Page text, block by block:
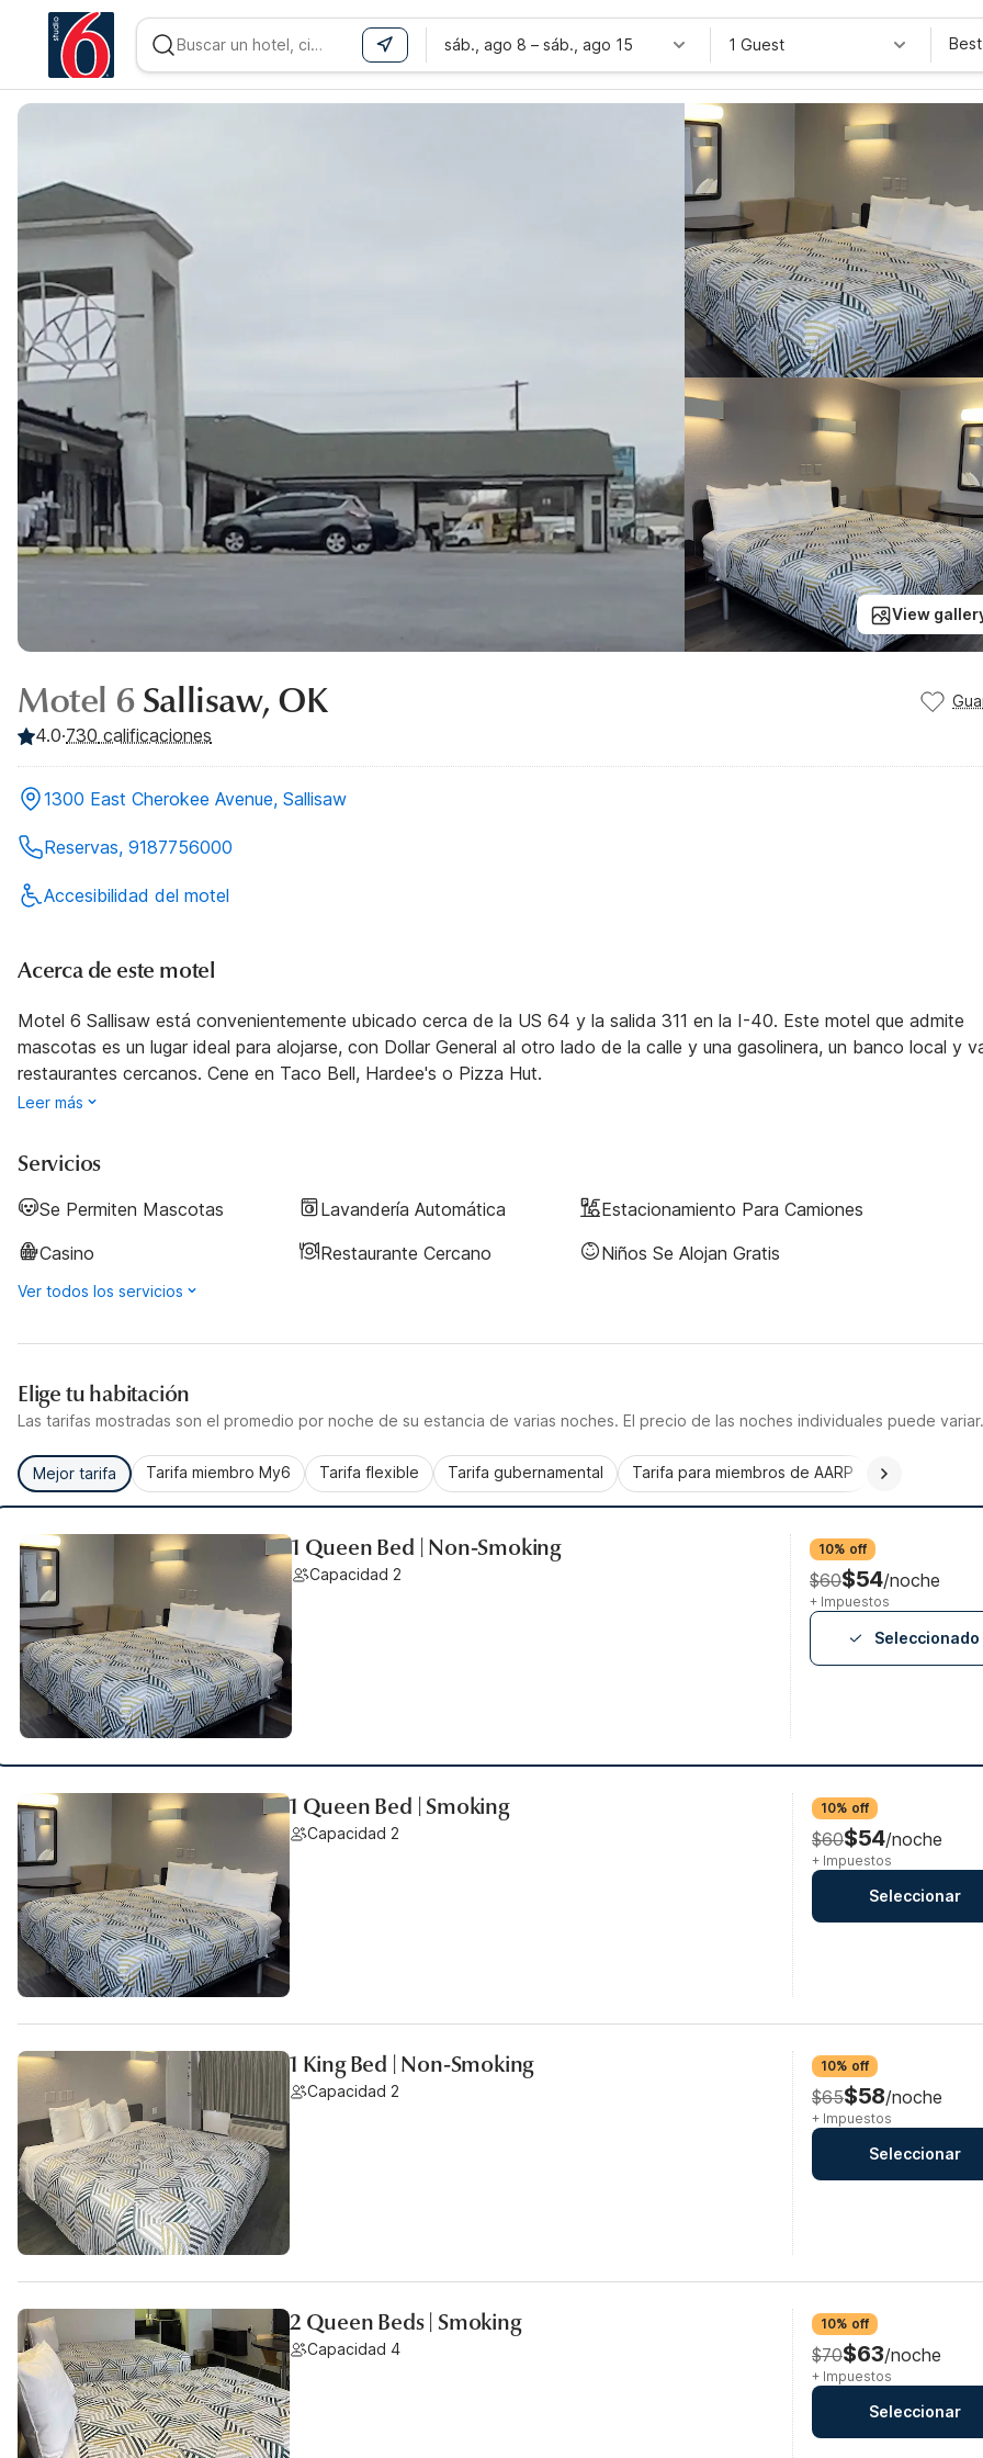
sáb., ago 8 – sáb., ago 15 1 Guest
View
Motel 6 Sallisaw, OK
4.0·730 calificaciones
1300 East Cherokee Avenue, Sallisaw
Reservas, 9187756000
Accesibilidad del motel
Acerca de este motel
Motel 6 Sallisaw está convenientemente ubicado cerca de la US 64 y la salida 311 en la I-40. Este motel que admite
mascotas es un lugar ideal para alojarse, con Dollar General al otro lado de la calle y una gasolinera, un banco local y
restaurantes cercanos. Cene en Taco Bell, Hardee's o Pizza Hut.
Leer más
Servicios
Se Permiten Mascotas Lavandería Automática
Estacionamiento Para Camiones
Casino
Restaurante Cercano Niños Se Alojan Gratis
Ver todos los servicios
Elige tu habitación
Las tarifas mostradas son el promedio por noche de su estancia de varias noches. El precio de las noches individuales puede variar.
Mejor tarifa Tarifa miembro My6 Tarifa flexible Tarifa gubernamental Tarifa para miembros de AARP
1 Queen Bed | Non-Smoking
Capacidad 2
10% off
$60$54/noche
+ Impuestos
Seleccionado
1 Queen Bed | Smoking
Capacidad 2
10% off
$60$54/noche
+ Impuestos
Seleccionar
1 King Bed | Non-Smoking
Capacidad 2
10% off
$65$58/noche
+ Impuestos
Seleccionar
2 Queen Beds | Smoking
Capacidad 4
10% off
$70$63/noche
+ Impuestos
Seleccionar